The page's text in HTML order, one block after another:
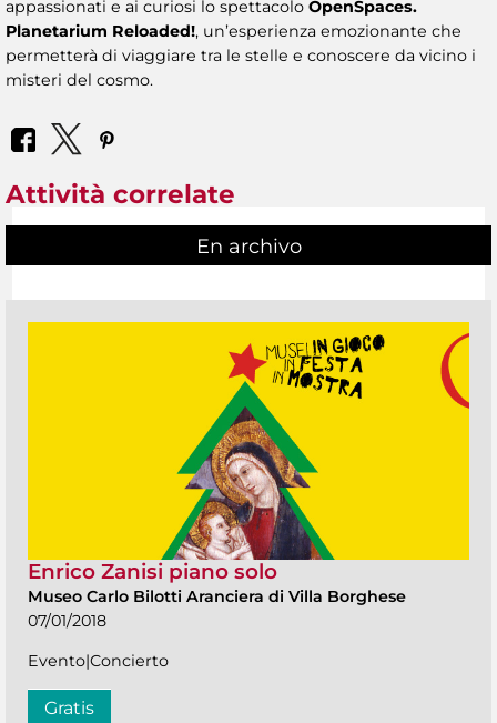
appassionati e ai curiosi lo spettacolo OpenSpaces.
Planetarium Reloaded!, un’esperienza emozionante che
permetterà di viaggiare tra le stelle e conoscere da vicino i
misteri del cosmo.
Attività correlate
En archivo
Enrico Zanisi piano solo
Museo Carlo Bilotti Aranciera di Villa Borghese
07/01/2018
Evento|Concierto
Gratis